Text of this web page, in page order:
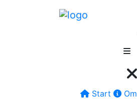
Start
Om